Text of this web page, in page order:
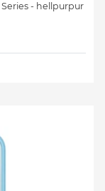
Series - hellpurpur